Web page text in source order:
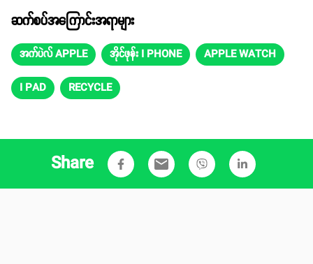
ဆက်စပ်အကြောင်းအရာများ
အက်ပဲလ် APPLE အိုင်ဖုန်း I PHONE APPLE WATCH
I PAD RECYCLE
Share email